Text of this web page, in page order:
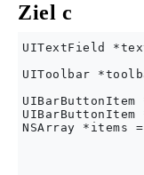
Ziel c
UITextField
UIToolbar
NSArray *items =